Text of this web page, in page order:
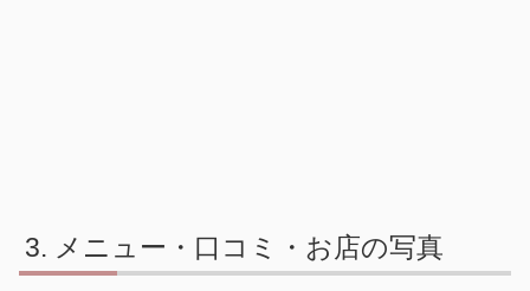
メニュー・口コミ・お店の写真